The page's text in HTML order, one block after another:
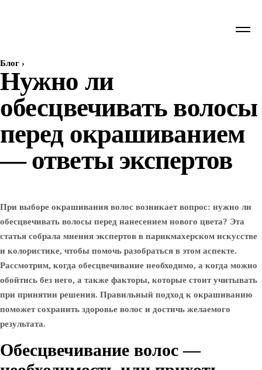
Блог ›
Нужно ли
обесцвечивать волосы
перед окрашиванием
— ответы экспертов
При выборе окрашивания волос возникает вопрос: нужно ли
обесцвечивать волосы перед нанесением нового цвета? Эта
статья собрала мнения экспертов в парикмахерском искусстве
и колористике, чтобы помочь разобраться в этом аспекте.
Рассмотрим, когда обесцвечивание необходимо, а когда можно
обойтись без него, а также факторы, которые стоит учитывать
при принятии решения. Правильный подход к окрашиванию
поможет сохранить здоровье волос и достичь желаемого
результата.
Обесцвечивание волос —